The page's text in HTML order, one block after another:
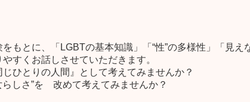
をもとに、「LGBTの基本知識」「“性”の多様性」「見え
すくお話しさせていただきます。
じひとりの人間』として考えてみませんか？
らしさ”を 改めて考えてみませんか？